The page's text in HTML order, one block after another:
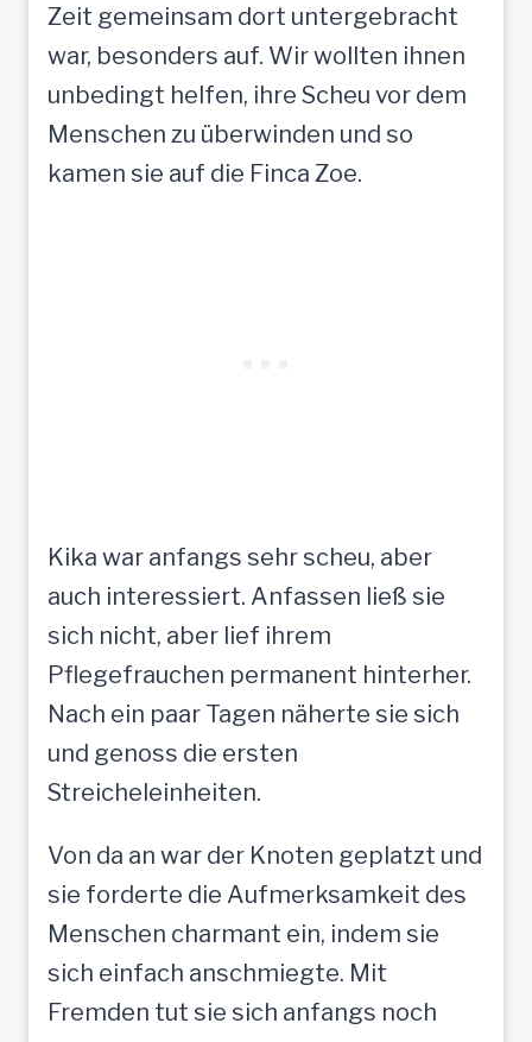
Zeit gemeinsam dort untergebracht
war, besonders auf. Wir wollten ihnen
unbedingt helfen, ihre Scheu vor dem
Menschen zu überwinden und so
kamen sie auf die Finca Zoe.
Kika war anfangs sehr scheu, aber
auch interessiert. Anfassen ließ sie
sich nicht, aber lief ihrem
Pflegefrauchen permanent hinterher.
Nach ein paar Tagen näherte sie sich
und genoss die ersten
Streicheleinheiten.
Von da an war der Knoten geplatzt und
sie forderte die Aufmerksamkeit des
Menschen charmant ein, indem sie
sich einfach anschmiegte. Mit
Fremden tut sie sich anfangs noch